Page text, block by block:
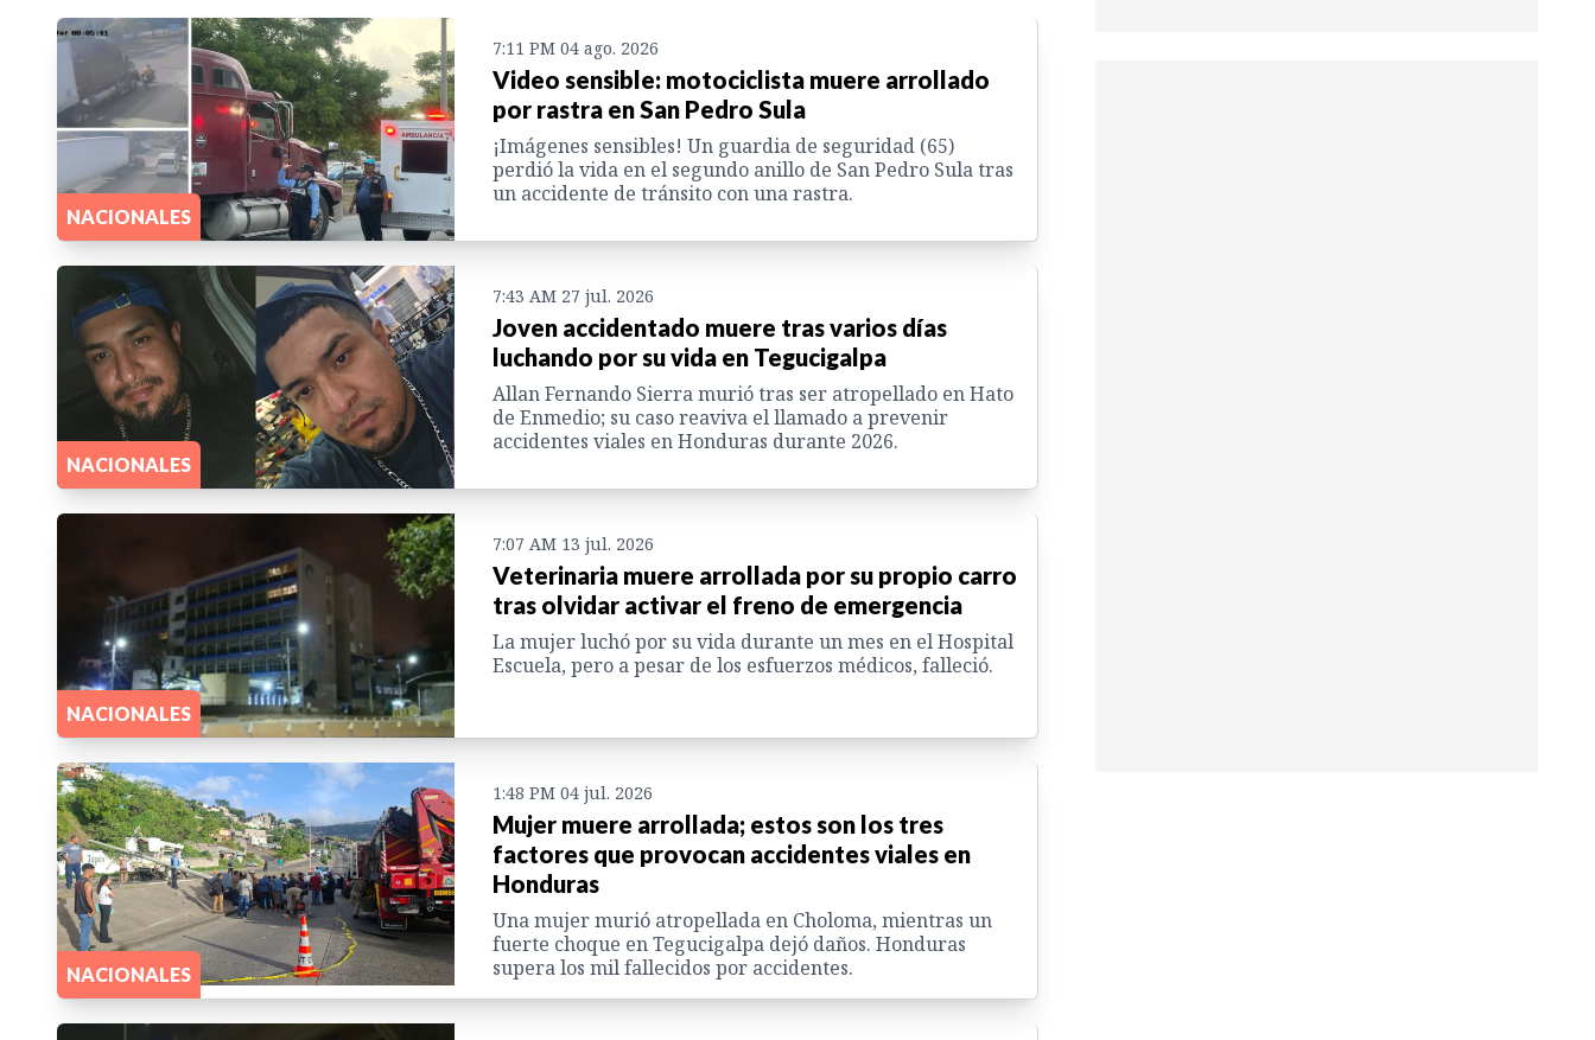
NACIONALES
7:11 PM 04 ago. 2026
Video sensible: motociclista muere arrollado
por rastra en San Pedro Sula
¡Imágenes sensibles! Un guardia de seguridad (65)
perdió la vida en el segundo anillo de San Pedro Sula tras
un accidente de tránsito con una rastra.
NACIONALES
7:43 AM 27 jul. 2026
Joven accidentado muere tras varios días
luchando por su vida en Tegucigalpa
Allan Fernando Sierra murió tras ser atropellado en Hato
de Enmedio; su caso reaviva el llamado a prevenir
accidentes viales en Honduras durante 2026.
NACIONALES
7:07 AM 13 jul. 2026
Veterinaria muere arrollada por su propio carro
tras olvidar activar el freno de emergencia
La mujer luchó por su vida durante un mes en el Hospital
Escuela, pero a pesar de los esfuerzos médicos, falleció.
NACIONALES
1:48 PM 04 jul. 2026
Mujer muere arrollada; estos son los tres
factores que provocan accidentes viales en
Honduras
Una mujer murió atropellada en Choloma, mientras un
fuerte choque en Tegucigalpa dejó daños. Honduras
supera los mil fallecidos por accidentes.